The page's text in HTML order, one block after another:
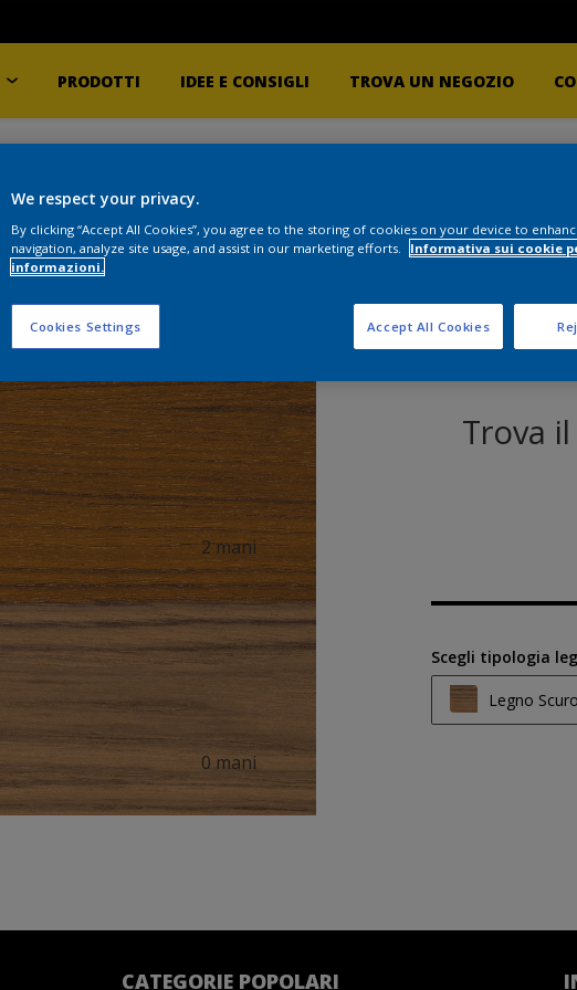
PRODOTTI IDEE E CONSIGLI TROVA UN NEGOZIO
2 mani
0 mani
Trova
Scegli tipologia
Legno Scuro
CATEGORIE POPOLARI
We respect your privacy.
By clicking “Accept All Cookies”, you agree to the storing of cookies on your device to
navigation, analyze site usage, and assist in our marketing efforts.
Informativa sui cookie
informazioni.
Cookies Settings Accept All Cookies